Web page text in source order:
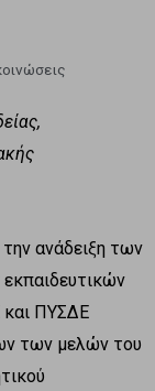
ανάδειξη των
ΠΥΣΔΕ
των μελών του